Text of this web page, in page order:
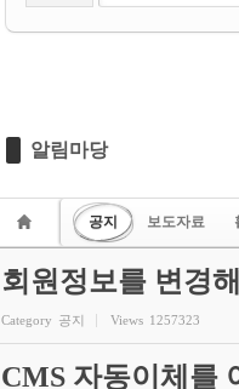
알림마당
공지 보도자료
회원정보를 변경
Category 공지 Views 1257323
CMS 자동이체를